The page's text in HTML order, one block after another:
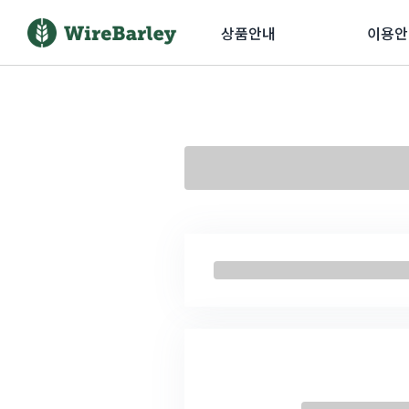
상품안내 이용